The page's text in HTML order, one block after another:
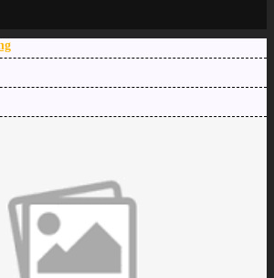
/
/
bao nhiêu và mua ở đâu giá tốt chất lượng cao?